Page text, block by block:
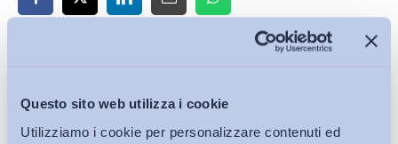
Questo sito web utilizza i cookie
Utilizziamo i cookie per personalizzare contenuti ed